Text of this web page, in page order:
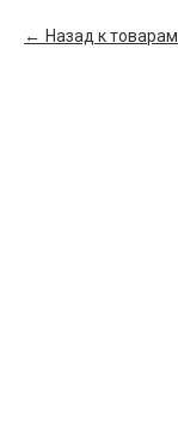
Назад к товарам